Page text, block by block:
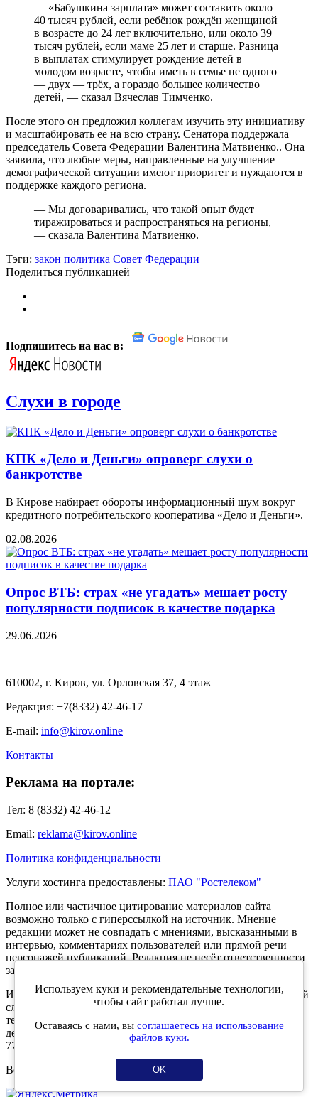
— «Бабушкина зарплата» может составить около
40 тысяч рублей, если ребёнок рождён женщиной
в возрасте до 24 лет включительно, или около 39
тысяч рублей, если маме 25 лет и старше. Разница
в выплатах стимулирует рождение детей в
молодом возрасте, чтобы иметь в семье не одного
— двух — трёх, а гораздо большее количество
детей, — сказал Вячеслав Тимченко.
После этого он предложил коллегам изучить эту инициативу
и масштабировать ее на всю страну. Сенатора поддержала
председатель Совета Федерации Валентина Матвиенко.. Она
заявила, что любые меры, направленные на улучшение
демографической ситуации имеют приоритет и нуждаются в
поддержке каждого региона.
— Мы договаривались, что такой опыт будет
тиражироваться и распространяться на регионы,
— сказала Валентина Матвиенко.
Тэги: закон политика Совет Федерации
Поделиться публикацией
Подпишитесь на нас в:
Слухи в городе
КПК «Дело и Деньги» опроверг слухи о
банкротстве
В Кирове набирает обороты информационный шум вокруг
кредитного потребительского кооператива «Дело и Деньги».
02.08.2026
Опрос ВТБ: страх «не угадать» мешает росту
популярности подписок в качестве подарка
29.06.2026
610002, г. Киров, ул. Орловская 37, 4 этаж
Редакция: +7(8332) 42-46-17
E-mail: info@kirov.online
Контакты
Реклама на портале:
Тел: 8 (8332) 42-46-12
Email: reklama@kirov.online
Политика конфиденциальности
Услуги хостинга предоставлены: ПАО "Ростелеком"
Полное или частичное цитирование материалов сайта
возможно только с гиперссылкой на источник. Мнение
редакции может не совпадать с мнениями, высказанными в
интервью, комментариях пользователей или прямой речи
персонажей публикаций. Редакция не несёт ответственности
за текст комментариев читателей.
Интернет-портал Kirov.online зарегистрирован в Федеральной
службе по надзору в сфере связи, информационных
технологий и массовых коммуникаций (Роскомнадзор) 5
декабря 2019 года. Регистрационный номер ЭЛ № ФС 77 -
77189.
Возрастное ограничение 12+
Используем куки и рекомендательные технологии,
чтобы сайт работал лучше.
Оставаясь с нами, вы соглашаетесь на использование
файлов куки.
OK